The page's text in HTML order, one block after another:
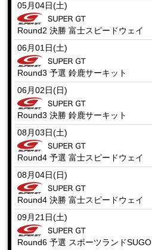
05月04日(土)
Round2 決勝 富士スピードウェイ
06月01日(土)
Round3 予選 鈴鹿サーキット
06月02日(日)
Round3 決勝 鈴鹿サーキット
08月03日(土)
Round4 予選 富士スピードウェイ
08月04日(日)
Round4 決勝 富士スピードウェイ
09月21日(土)
Round6 予選 スポーツランドSUGO